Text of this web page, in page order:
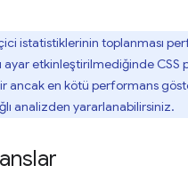
istatistiklerinin toplanması
ayar etkinleştirilmediğinde CSS
ancak en kötü performans
analizden yararlanabilirsiniz.